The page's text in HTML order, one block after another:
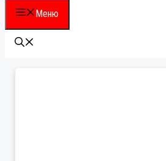
Меню